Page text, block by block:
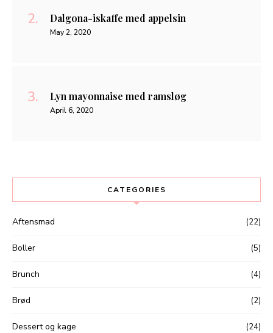
Dalgona-iskaffe med appelsin
May 2, 2020
Lyn mayonnaise med ramsløg
April 6, 2020
CATEGORIES
Aftensmad (22)
Boller (5)
Brunch (4)
Brød (2)
Dessert og kage (24)